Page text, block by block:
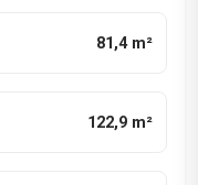
81,4 m²
122,9 m²